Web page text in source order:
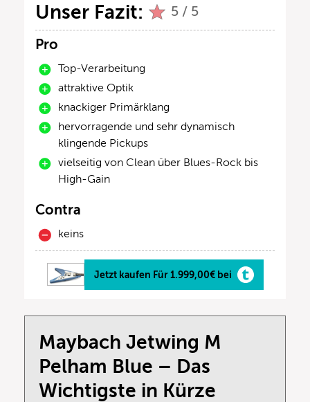
Unser Fazit: 5 / 5
Pro
Top-Verarbeitung
attraktive Optik
knackiger Primärklang
hervorragende und sehr dynamisch
klingende Pickups
vielseitig von Clean über Blues-Rock bis
High-Gain
Contra
keins
Jetzt kaufen Für 1.999,00€ bei
Maybach Jetwing M
Pelham Blue – Das
Wichtigste in Kürze